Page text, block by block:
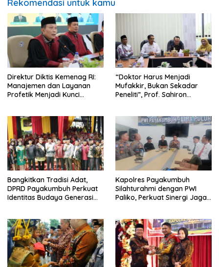
Rekomendasi untuk kamu
Direktur Diktis Kemenag RI:
Manajemen dan Layanan
Profetik Menjadi Kunci
Kampus Bereputasi Global
“Doktor Harus Menjadi
Mufakkir, Bukan Sekadar
Peneliti”, Prof. Sahiron
Bangkitkan Tradisi Adat,
DPRD Payakumbuh Perkuat
Identitas Budaya Generasi
Kapolres Payakumbuh
Silahturahmi dengan PWI
Paliko, Perkuat Sinergi Jaga